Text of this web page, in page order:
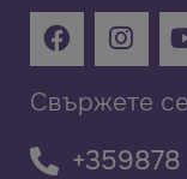
Свържете